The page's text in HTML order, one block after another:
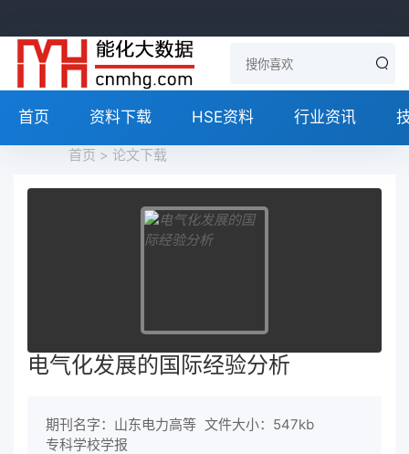
首页 资料下载 HSE资料 行业资讯
首页 > 论文下载
电气化发展的国际经验分析
期刊名字：山东电力高等
专科学校学报
文件大小：547kb